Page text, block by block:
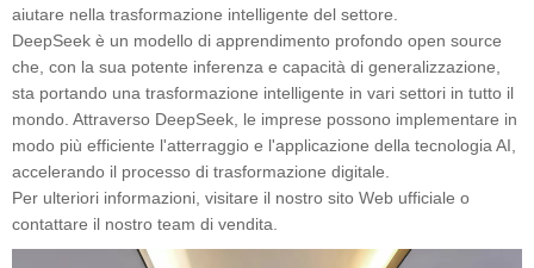
aiutare nella trasformazione intelligente del settore.
DeepSeek è un modello di apprendimento profondo open source
che, con la sua potente inferenza e capacità di generalizzazione,
sta portando una trasformazione intelligente in vari settori in tutto il
mondo. Attraverso DeepSeek, le imprese possono implementare in
modo più efficiente l'atterraggio e l'applicazione della tecnologia AI,
accelerando il processo di trasformazione digitale.
Per ulteriori informazioni, visitare il nostro sito Web ufficiale o
contattare il nostro team di vendita.